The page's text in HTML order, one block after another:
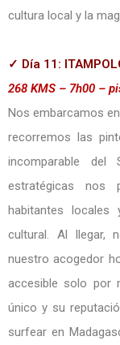
cultura local y la
✓ Día 11:
268 KMS – 7h00 –
Nos embarcamos
recorremos las
incomparable del
estratégicas nos
habitantes
cultural. Al llegar,
nuestro acogedor
accesible solo por
único y su
surfear en